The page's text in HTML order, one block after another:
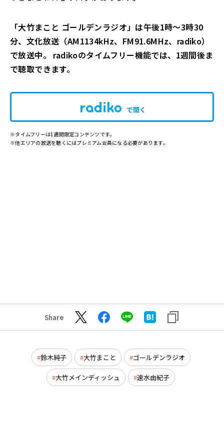
「大竹まこと ゴールデンラジオ」は午後1時～3時30
分、文化放送（AM1134kHz、FM91.6MHz、radiko）
で放送中。 radikoのタイムフリー機能では、1週間後ま
で聴取できます。
で開く
※タイムフリーは1週間限定コンテンツです。
※他エリアの放送を聴くにはプレミアム会員になる必要があります。
Share
鈴木純子 大竹まこと ゴールデンラジオ
大竹メインディッシュ 速水由紀子